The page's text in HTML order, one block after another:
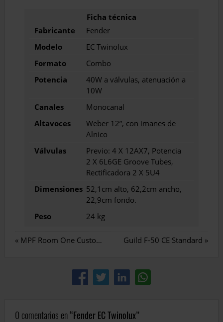
Fabricante
Fender
Modelo
EC Twinolux
Formato
Combo
Potencia
40W a válvulas, atenuación a
10W
Canales
Monocanal
Altavoces
Weber 12”, con imanes de
Alnico
Válvulas
Previo: 4 X 12AX7, Potencia
2 X 6L6GE Groove Tubes,
Rectificadora 2 X 5U4
Dimensiones 52,1cm alto, 62,2cm ancho,
22,9cm fondo.
Peso
24 kg
« MPF Room One Custom Watt Guild F-50 CE Standard »
0 comentarios en Fender EC Twinolux